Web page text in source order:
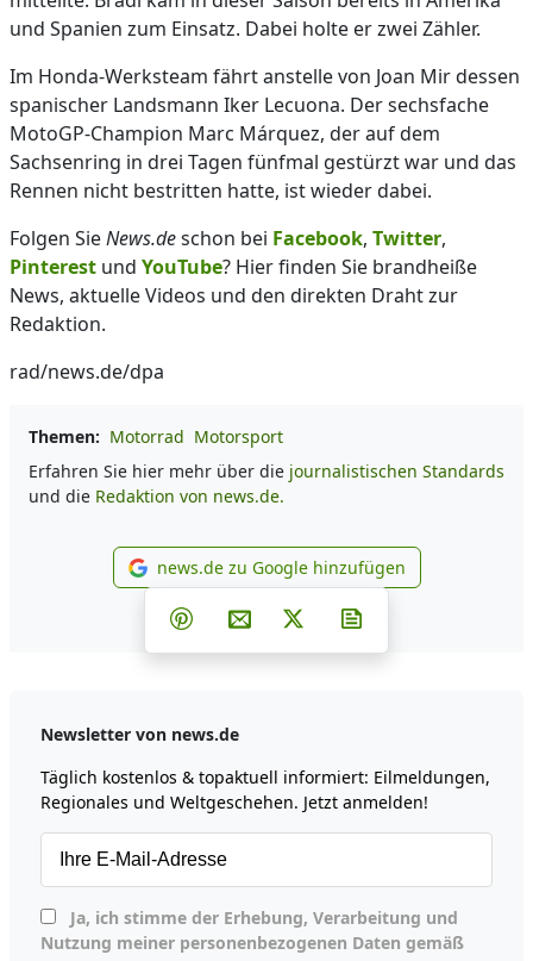
und Spanien zum Einsatz. Dabei holte er zwei Zähler.
Im Honda-Werksteam fährt anstelle von Joan Mir dessen
spanischer Landsmann Iker Lecuona. Der sechsfache
MotoGP-Champion Marc Márquez, der auf dem
Sachsenring in drei Tagen fünfmal gestürzt war und das
Rennen nicht bestritten hatte, ist wieder dabei.
Folgen SieNews.deschon bei Facebook, Twitter,
Pinterest und YouTube? Hier finden Sie brandheiße
News, aktuelle Videos und den direkten Draht zur
Redaktion.
rad/news.de/dpa
Themen: Motorrad Motorsport
Erfahren Sie hier mehr über die journalistischen Standards
und die Redaktion von news.de.
news.de zu Google
news.de zu Google hinzufügen
Teilen auf Facebook
Teilen auf Whatsapp
Teilen auf Telegram
Teilen auf Pinterest
Per E-Mail teilen
Post auf X
Newsletter von news.de
Täglich kostenlos & topaktuell informiert: Eilmeldungen,
Regionales und Weltgeschehen. Jetzt anmelden!
Nutzung meiner personenbezogenen Daten gemäß